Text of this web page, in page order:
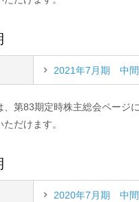
2021年7月期 中
第83期定時株主総会ページ
だけます。
2020年7月期 中